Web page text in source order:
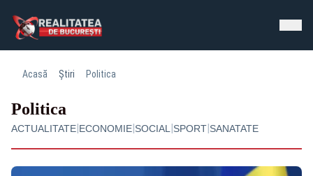
Acasă Știri Politica
Politica
ACTUALITATE|ECONOMIE|SOCIAL |SPORT|SANATATE